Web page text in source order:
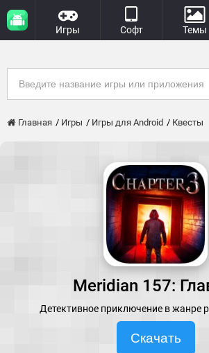
Игры Софт Темы
Главная Игры Игры для Android Квесты
Meridian 157:
Детективное приключение в жанре
Скачать